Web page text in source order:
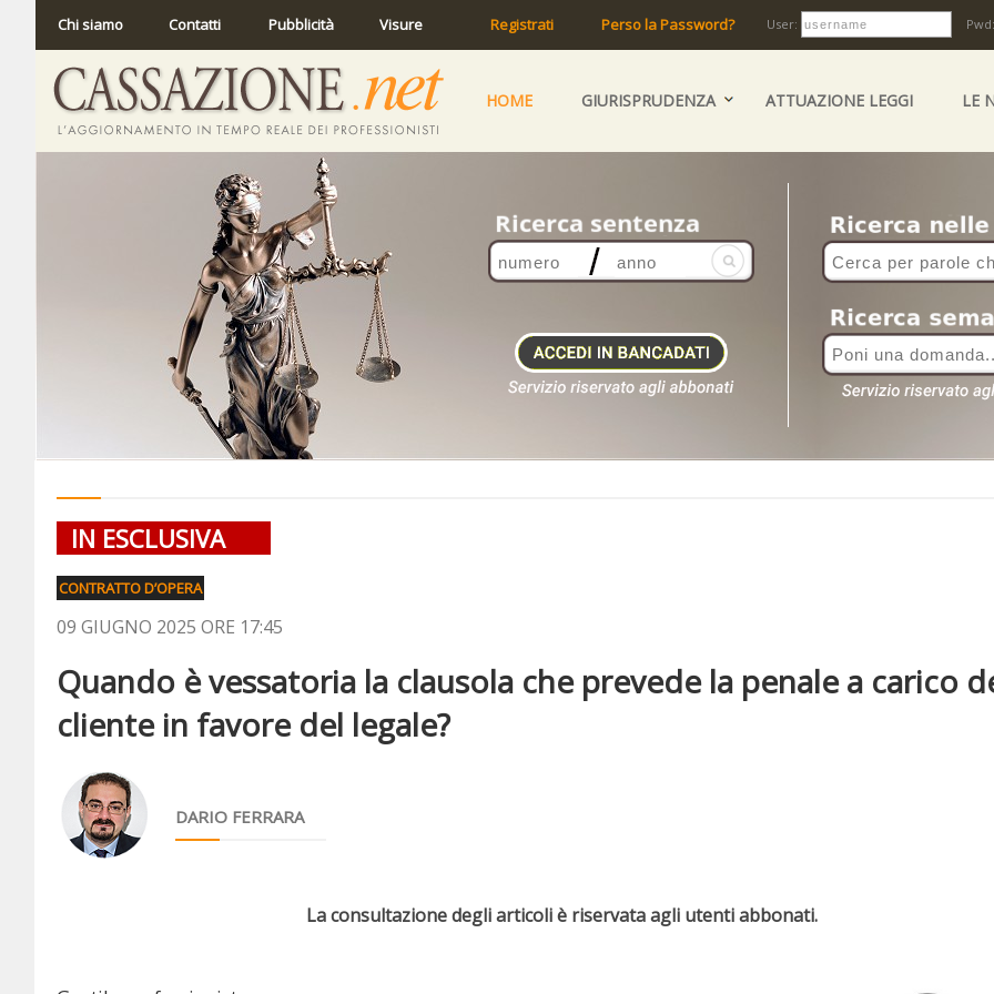
Chi siamo Contatti Pubblicità Visure Registrati Perso la Password? User:
HOME GIURISPRUDENZA ATTUAZIONE LEGGI LE
IN ESCLUSIVA
CONTRATTO D’OPERA
09 GIUGNO 2025 ORE 17:45
Quando è vessatoria la clausola che prevede la penale a carico
cliente in favore del legale?
DARIO FERRARA
La consultazione degli articoli è riservata agli utenti abbonati.